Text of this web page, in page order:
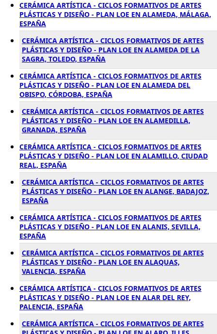
CERÁMICA ARTÍSTICA - CICLOS FORMATIVOS DE ARTES
PLÁSTICAS Y DISEÑO - PLAN LOE EN ALAMEDA, MÁLAGA,
ESPAÑA
CERÁMICA ARTÍSTICA - CICLOS FORMATIVOS DE ARTES
PLÁSTICAS Y DISEÑO - PLAN LOE EN ALAMEDA DE LA
SAGRA, TOLEDO, ESPAÑA
CERÁMICA ARTÍSTICA - CICLOS FORMATIVOS DE ARTES
PLÁSTICAS Y DISEÑO - PLAN LOE EN ALAMEDA DEL
OBISPO, CÓRDOBA, ESPAÑA
CERÁMICA ARTÍSTICA - CICLOS FORMATIVOS DE ARTES
PLÁSTICAS Y DISEÑO - PLAN LOE EN ALAMEDILLA,
GRANADA, ESPAÑA
CERÁMICA ARTÍSTICA - CICLOS FORMATIVOS DE ARTES
PLÁSTICAS Y DISEÑO - PLAN LOE EN ALAMILLO, CIUDAD
REAL, ESPAÑA
CERÁMICA ARTÍSTICA - CICLOS FORMATIVOS DE ARTES
PLÁSTICAS Y DISEÑO - PLAN LOE EN ALANGE, BADAJOZ,
ESPAÑA
CERÁMICA ARTÍSTICA - CICLOS FORMATIVOS DE ARTES
PLÁSTICAS Y DISEÑO - PLAN LOE EN ALANIS, SEVILLA,
ESPAÑA
CERÁMICA ARTÍSTICA - CICLOS FORMATIVOS DE ARTES
PLÁSTICAS Y DISEÑO - PLAN LOE EN ALAQUAS,
VALENCIA, ESPAÑA
CERÁMICA ARTÍSTICA - CICLOS FORMATIVOS DE ARTES
PLÁSTICAS Y DISEÑO - PLAN LOE EN ALAR DEL REY,
PALENCIA, ESPAÑA
CERÁMICA ARTÍSTICA - CICLOS FORMATIVOS DE ARTES